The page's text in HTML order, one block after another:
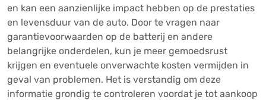
en kan een aanzienlijke impact hebben op de prestaties
en levensduur van de auto. Door te vragen naar
garantievoorwaarden op de batterij en andere
belangrijke onderdelen, kun je meer gemoedsrust
krijgen en eventuele onverwachte kosten vermijden in
geval van problemen. Het is verstandig om deze
informatie grondig te controleren voordat je tot aankoop